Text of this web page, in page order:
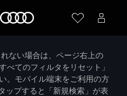
ない場合は、ページ右上の
べてのフィルタをリセット」
。モバイル端末をご利用の方
ップすると「新規検索」が表